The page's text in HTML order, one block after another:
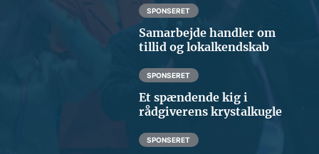
SPONSERET
Samarbejde handler om
tillid og lokalkendskab
SPONSERET
Et spændende kig i
rådgiverens krystalkugle
SPONSERET